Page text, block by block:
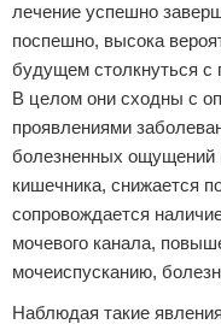
лечение успешно
поспешно, высока
будущем столкнуться с
В целом они сходны с
проявлениями
болезненных ощущений
кишечника, снижается
сопровождается
мочевого канала,
мочеиспусканию,
Наблюдая такие